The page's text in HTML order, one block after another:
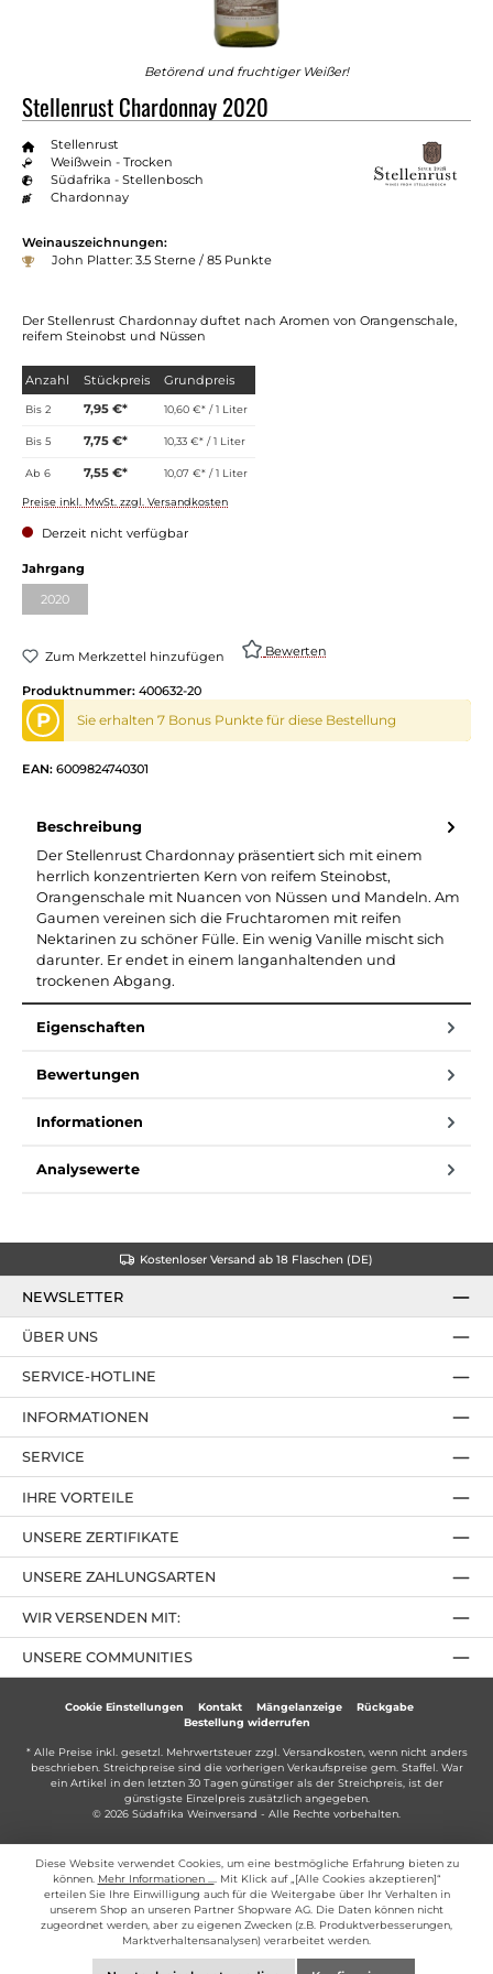
Betörend und fruchtiger Weißer!
Stellenrust Chardonnay 2020
Stellenrust
Weißwein - Trocken
Südafrika - Stellenbosch
Chardonnay
Weinauszeichnungen:
John Platter: 3.5 Sterne / 85 Punkte
Der Stellenrust Chardonnay duftet nach Aromen von Orangenschale,
reifem Steinobst und Nüssen
Anzahl Stückpreis Grundpreis
Bis2 7,95 €* 10,60 €* / 1 Liter
Bis5 7,75 €* 10,33 €* / 1 Liter
Ab6 7,55 €* 10,07 €* / 1 Liter
Preise inkl. MwSt. zzgl. Versandkosten
Derzeit nicht verfügbar
Jahrgang
2020(Diese Option ist zurzeit nicht verfügbar.)
Zum Merkzettel hinzufügen Bewerten
Produktnummer: 400632-20
P Sie erhalten 7 Bonus Punkte für diese Bestellung
EAN: 6009824740301
Beschreibung
Der Stellenrust Chardonnay präsentiert sich mit einem
herrlich konzentrierten Kern von reifem Steinobst,
Orangenschale mit Nuancen von Nüssen und Mandeln. Am
Gaumen vereinen sich die Fruchtaromen mit reifen
Nektarinen zu schöner Fülle. Ein wenig Vanille mischt sich
darunter. Er endet in einem langanhaltenden und
trockenen Abgang.
Eigenschaften
Bewertungen
Informationen
Analysewerte
Kostenloser Versand ab 18 Flaschen (DE)
NEWSLETTER
SERVICE-HOTLINE
IHRE VORTEILE
UNSERE ZAHLUNGSARTEN
ÜBER UNS
UNSERE ZERTIFIKATE
INFORMATIONEN
SERVICE
UNSERE COMMUNITIES
WIR VERSENDEN MIT:
Cookie Einstellungen Kontakt Mängelanzeige
Rückgabe
Bestellung widerrufen
* Alle Preise inkl. gesetzl. Mehrwertsteuer zzgl. Versandkosten, wenn nicht anders
beschrieben. Streichpreise sind die vorherigen Verkaufspreise gem. Staffel. War
ein Artikel in den letzten 30 Tagen günstiger als der Streichpreis, ist der
günstigste Einzelpreis zusätzlich angegeben.
© 2026 Südafrika Weinversand - Alle Rechte vorbehalten.
Diese Website verwendet Cookies, um eine bestmögliche Erfahrung bieten zu
können. Mehr Informationen ...
. Mit Klick auf „[Alle Cookies akzeptieren]“
erteilen Sie Ihre Einwilligung auch für die Weitergabe über Ihr Verhalten in
unserem Shop an unseren Partner Shopware AG. Die Daten können nicht
zugeordnet werden, aber zu eigenen Zwecken (z.B. Produktverbesserungen,
Marktverhaltensanalysen) verarbeitet werden.